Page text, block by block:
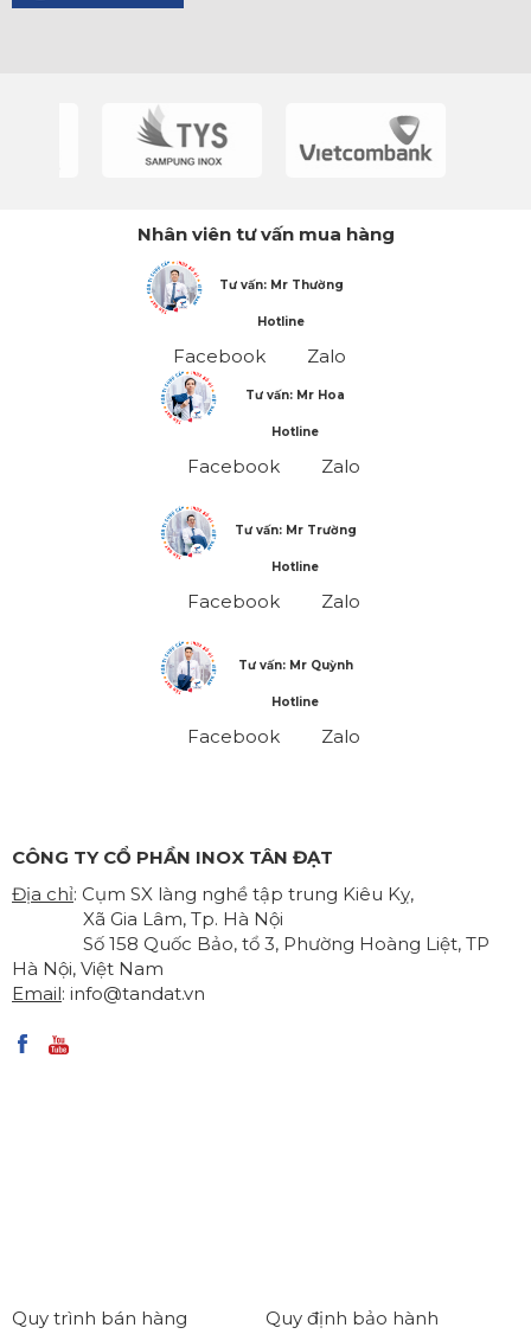
Nhân viên tư vấn mua hàng
Tư vấn: Mr Thường
Hotline
Facebook Zalo
Tư vấn: Mr Hoa
Hotline
Facebook Zalo
Tư vấn: Mr Trường
Hotline
Facebook Zalo
Tư vấn: Mr Quỳnh
Hotline
Facebook Zalo
CÔNG TY CỔ PHẦN INOX TÂN ĐẠT
Địa chỉ: Cụm SX làng nghề tập trung Kiêu Kỵ,
Xã Gia Lâm, Tp. Hà Nội
Số 158 Quốc Bảo, tổ 3, Phường Hoàng Liệt, TP
Hà Nội, Việt Nam
Email: info@tandat.vn
Quy trình bán hàng Quy định bảo hành